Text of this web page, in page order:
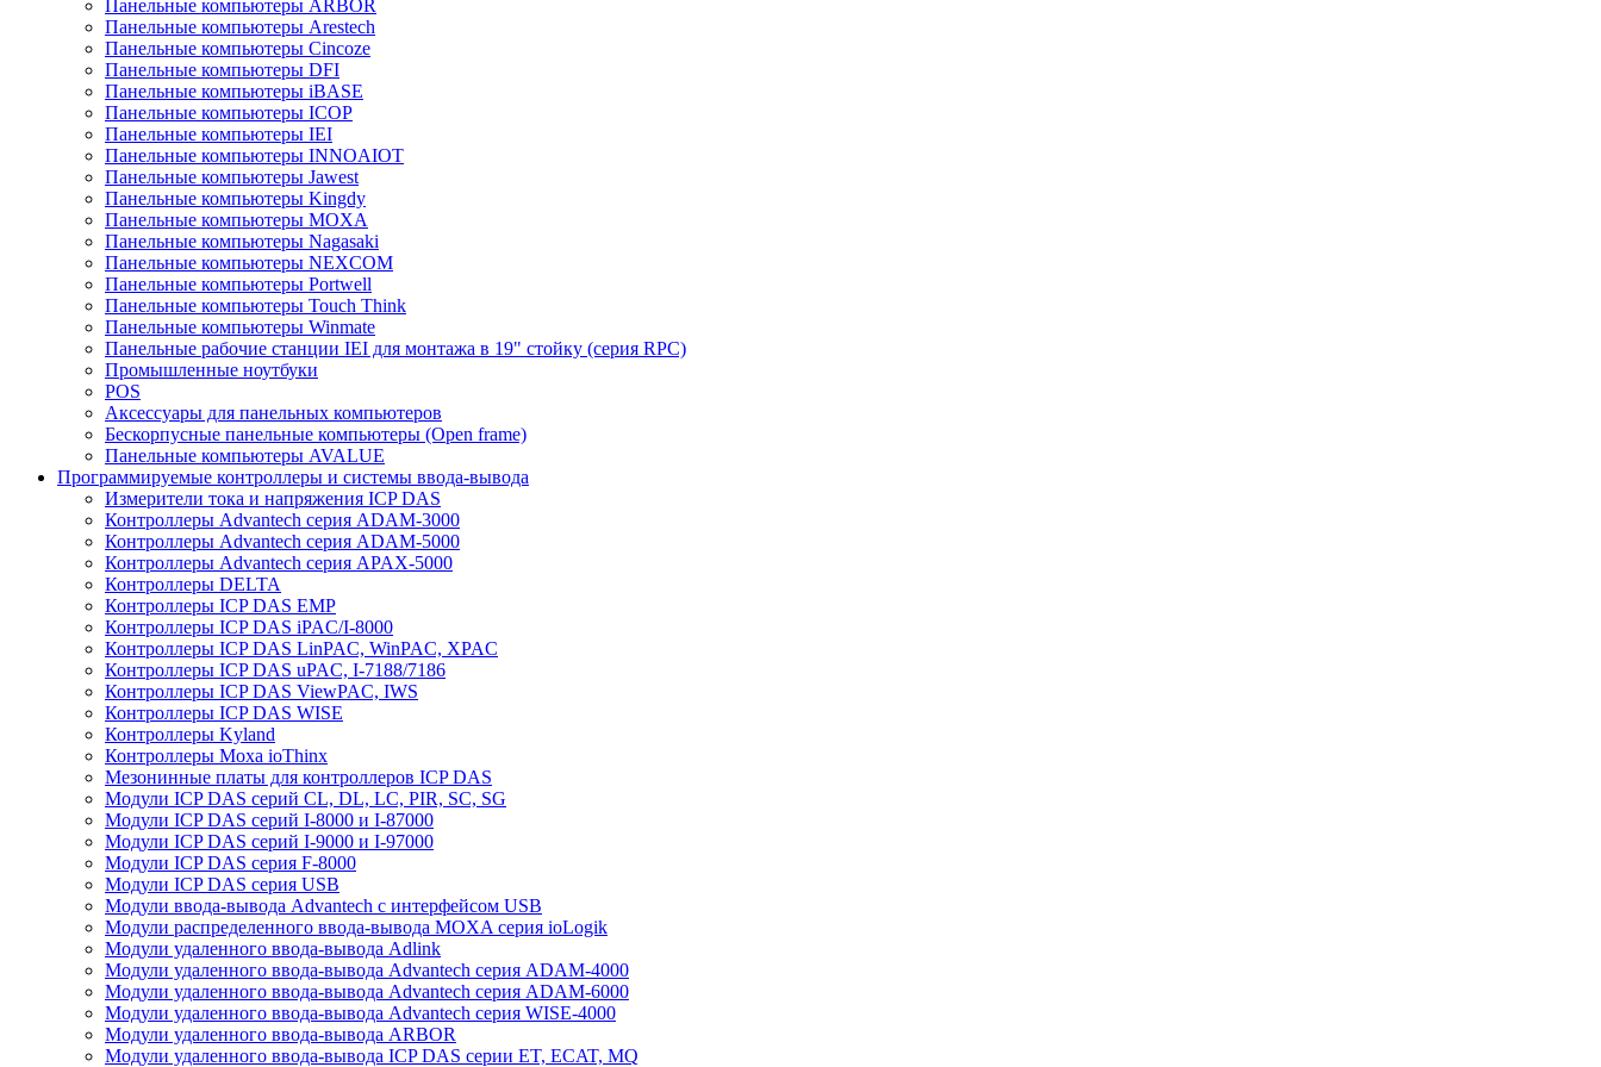
Панельные компьютеры ARBOR
Панельные компьютеры Arestech
Панельные компьютеры Cincoze
Панельные компьютеры DFI
Панельные компьютеры iBASE
Панельные компьютеры ICOP
Панельные компьютеры IEI
Панельные компьютеры INNOAIOT
Панельные компьютеры Jawest
Панельные компьютеры Kingdy
Панельные компьютеры MOXA
Панельные компьютеры Nagasaki
Панельные компьютеры NEXCOM
Панельные компьютеры Portwell
Панельные компьютеры Touch Think
Панельные компьютеры Winmate
Панельные рабочие станции IEI для монтажа в 19" стойку (серия RPC)
Промышленные ноутбуки
POS
Аксессуары для панельных компьютеров
Бескорпусные панельные компьютеры (Open frame)
Панельные компьютеры AVALUE
Программируемые контроллеры и системы ввода-вывода
Измерители тока и напряжения ICP DAS
Контроллеры Advantech серия ADAM-3000
Контроллеры Advantech серия ADAM-5000
Контроллеры Advantech серия APAX-5000
Контроллеры DELTA
Контроллеры ICP DAS EMP
Контроллеры ICP DAS iPAC/I-8000
Контроллеры ICP DAS LinPAC, WinPAC, XPAC
Контроллеры ICP DAS uPAC, I-7188/7186
Контроллеры ICP DAS ViewPAC, IWS
Контроллеры ICP DAS WISE
Контроллеры Kyland
Контроллеры Moxa ioThinx
Мезонинные платы для контроллеров ICP DAS
Модули ICP DAS серий CL, DL, LC, PIR, SC, SG
Модули ICP DAS серий I-8000 и I-87000
Модули ICP DAS серий I-9000 и I-97000
Модули ICP DAS серия F-8000
Модули ICP DAS серия USB
Модули ввода-вывода Advantech с интерфейсом USB
Модули распределенного ввода-вывода MOXA серия ioLogik
Модули удаленного ввода-вывода Adlink
Модули удаленного ввода-вывода Advantech серия ADAM-4000
Модули удаленного ввода-вывода Advantech серия ADAM-6000
Модули удаленного ввода-вывода Advantech серия WISE-4000
Модули удаленного ввода-вывода ARBOR
Модули удаленного ввода-вывода ICP DAS серии ET, ECAT, MQ